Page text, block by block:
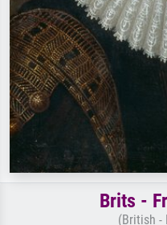
Brits -
(British -